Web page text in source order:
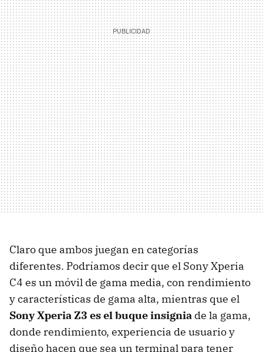
Claro que ambos juegan en categorías
diferentes. Podríamos decir que el Sony Xperia
C4 es un móvil de gama media, con rendimiento
y características de gama alta, mientras que el
Sony Xperia Z3 es el buque insignia de la gama,
donde rendimiento, experiencia de usuario y
diseño hacen que sea un terminal para tener